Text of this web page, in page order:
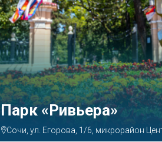
Аквапарк «АКВАЛОО»
Сочи, ул. Декабристов, 78б